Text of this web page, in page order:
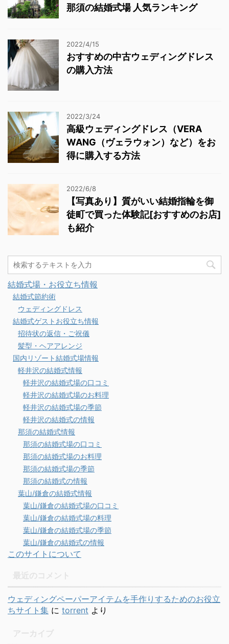
那須の結婚式場 人気ランキング
2022/4/15
おすすめの中古ウェディングドレス
の購入方法
2022/3/24
高級ウェディングドレス（VERA
WANG（ヴェラウォン）など）をお
得に購入する方法
2022/6/8
【写真あり】質がいい結婚指輪を御
徒町で買った体験記[おすすめのお店]
も紹介
結婚式場・お役立ち情報
結婚式節約術
ウェディングドレス
結婚式ゲストお役立ち情報
招待状の返信・ご祝儀
髪型・ヘアアレンジ
国内リゾート結婚式場情報
軽井沢の結婚式情報
軽井沢の結婚式場の口コミ
軽井沢の結婚式場のお料理
軽井沢の結婚式場の季節
軽井沢の結婚式の情報
那須の結婚式情報
那須の結婚式場の口コミ
那須の結婚式場のお料理
那須の結婚式場の季節
那須の結婚式の情報
葉山/鎌倉の結婚式情報
葉山/鎌倉の結婚式場の口コミ
葉山/鎌倉の結婚式場の料理
葉山/鎌倉の結婚式場の季節
葉山/鎌倉の結婚式の情報
このサイトについて
ウェディングペーパーアイテムを手作りするためのお役立
ちサイト集 に torrent より